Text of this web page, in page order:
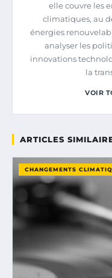
elle couvre les
climatiques, au
énergies
analyser les
innovations
la
VOIR
ARTICLES
CHANGEMENTS